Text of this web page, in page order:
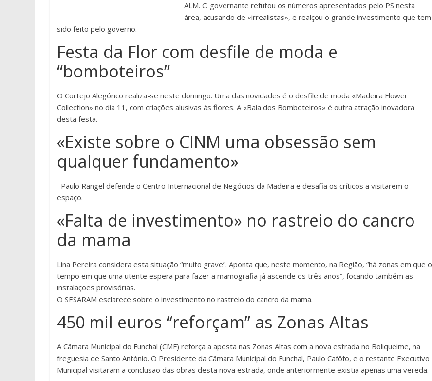
ALM. O governante refutou os números apresentados pelo PS nesta
área, acusando de «irrealistas», e realçou o grande investimento que tem
sido feito pelo governo.
Festa da Flor com desfile de moda e
“bomboteiros”
O Cortejo Alegórico realiza-se neste domingo. Uma das novidades é o desfile de moda «Madeira Flower
Collection» no dia 11, com criações alusivas às flores. A «Baía dos Bomboteiros» é outra atração inovadora
desta festa.
«Existe sobre o CINM uma obsessão sem
qualquer fundamento»
Paulo Rangel defende o Centro Internacional de Negócios da Madeira e desafia os críticos a visitarem o
espaço.
«Falta de investimento» no rastreio do cancro
da mama
Lina Pereira considera esta situação “muito grave”. Aponta que, neste momento, na Região, “há zonas em que o
tempo em que uma utente espera para fazer a mamografia já ascende os três anos”, focando também as
instalações provisórias.
O SESARAM esclarece sobre o investimento no rastreio do cancro da mama.
450 mil euros “reforçam” as Zonas Altas
A Câmara Municipal do Funchal (CMF) reforça a aposta nas Zonas Altas com a nova estrada no Boliqueime, na
freguesia de Santo António. O Presidente da Câmara Municipal do Funchal, Paulo Cafôfo, e o restante Executivo
Municipal visitaram a conclusão das obras desta nova estrada, onde anteriormente existia apenas uma vereda.